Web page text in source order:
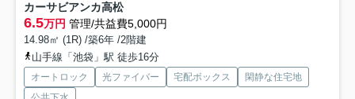
カーサビアンカ高松
6.5万円 管理/共益費5,000円
14.98㎡ (1R) /築6年 /2階建
山手線「池袋」駅 徒歩16分
オートロック 光ファイバー 宅配ボックス
閑静な住宅地